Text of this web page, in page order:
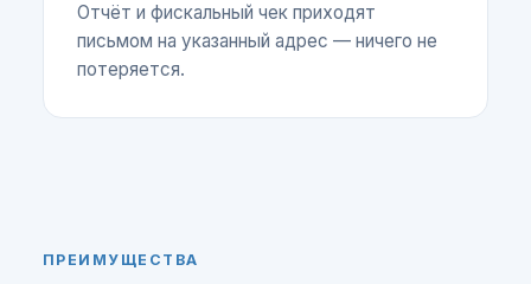
Отчёт и фискальный чек приходят
письмом на указанный адрес — ничего не
потеряется.
ПРЕИМУЩЕСТВА